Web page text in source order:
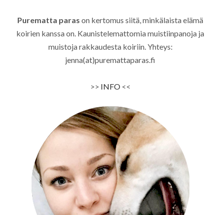
Purematta paras on kertomus siitä, minkälaista elämä
koirien kanssa on. Kaunistelemattomia muistiinpanoja ja
muistoja rakkaudesta koiriin. Yhteys:
jenna(at)puremattaparas.fi
>> INFO<<